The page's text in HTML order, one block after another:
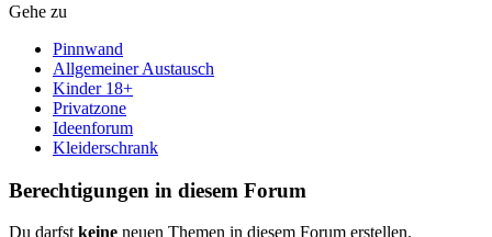
Gehe zu
Pinnwand
Allgemeiner Austausch
Kinder 18+
Privatzone
Ideenforum
Kleiderschrank
Berechtigungen in diesem Forum
Du darfstkeine neuen Themen in diesem Forum erstellen.